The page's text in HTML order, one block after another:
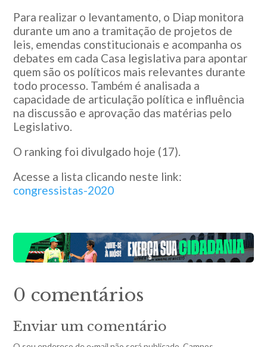
Para realizar o levantamento, o Diap monitora
durante um ano a tramitação de projetos de
leis, emendas constitucionais e acompanha os
debates em cada Casa legislativa para apontar
quem são os políticos mais relevantes durante
todo processo. Também é analisada a
capacidade de articulação política e influência
na discussão e aprovação das matérias pelo
Legislativo.
O ranking foi divulgado hoje (17).
Acesse a lista clicando neste link:
congressistas-2020
0 comentários
Enviar um comentário